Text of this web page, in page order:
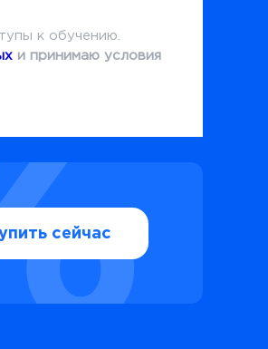
к обучению.
и принимаю условия
сейчас